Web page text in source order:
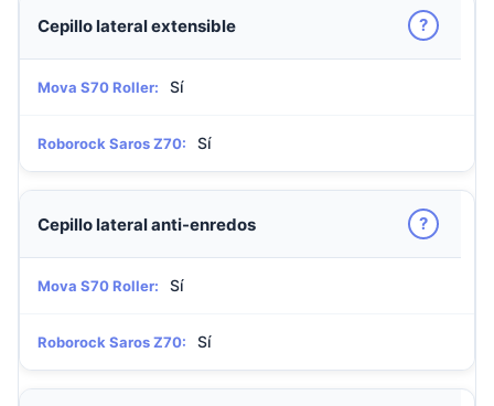
Cepillo lateral extensible ?
Mova S70 Roller: Sí
Roborock Saros Z70: Sí
Cepillo lateral anti-enredos ?
Mova S70 Roller: Sí
Roborock Saros Z70: Sí